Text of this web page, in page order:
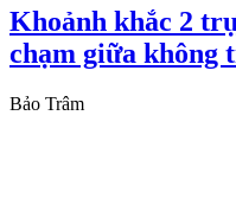
Khoảnh khắc 2
chạm giữa không
Bảo Trâm